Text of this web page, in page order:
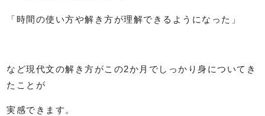
「時間の使い方や解き方が理解できるようになった」
など現代文の解き方がこの2か月でしっかり身についてき
たことが
実感できます。